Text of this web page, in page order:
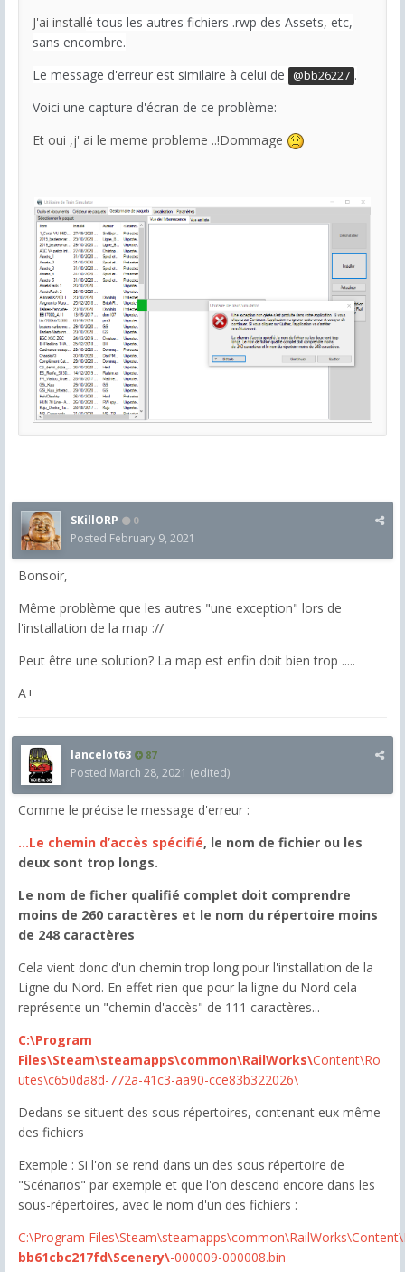
J'ai installé tous les autres fichiers .rwp des Assets, etc,
sans encombre.
Le message d'erreur est similaire à celui de
@bb26227 .
Voici une capture d'écran de ce problème:
Et oui ,j' ai le meme probleme ..!Dommage
SKillORP 0
Posted February 9, 2021
Bonsoir,
Même problème que les autres "une exception" lors de
l'installation de la map ://
Peut être une solution? La map est enfin doit bien trop .....
A+
lancelot63 87
Posted March 28, 2021 (edited)
Comme le précise le message d'erreur :
...Le chemin d’accès spécifié, le nom de fichier ou les
deux sont trop longs.
Le nom de ficher qualifié complet doit comprendre
moins de 260 caractères et le nom du répertoire moins
de 248 caractères
Cela vient donc d'un chemin trop long pour l'installation de la
Ligne du Nord. En effet rien que pour la ligne du Nord cela
représente un "chemin d'accès" de 111 caractères...
C:\Program
Files\Steam\steamapps\common\RailWorks\Content\Ro
utes\c650da8d-772a-41c3-aa90-cce83b322026\
Dedans se situent des sous répertoires, contenant eux même
des fichiers
Exemple : Si l'on se rend dans un des sous répertoire de
"Scénarios" par exemple et que l'on descend encore dans les
sous-répertoires, avec le nom d'un des fichiers :
C:\Program
bb61cbc217fd\Scenery\-000009-000008.bin